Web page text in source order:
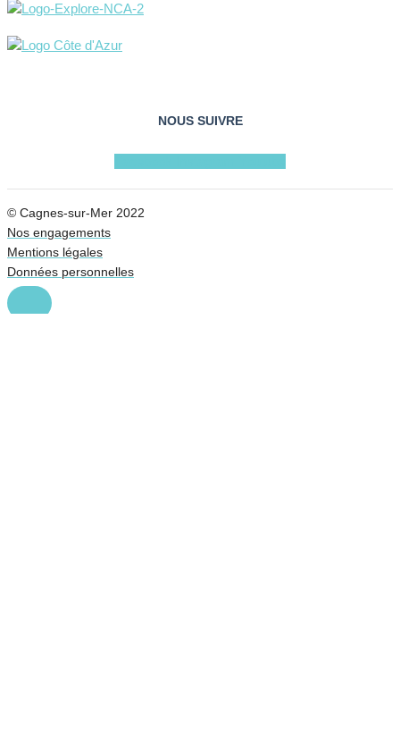
NOUS SUIVRE
© Cagnes-sur-Mer 2022
Nos engagements
Mentions légales
Données personnelles